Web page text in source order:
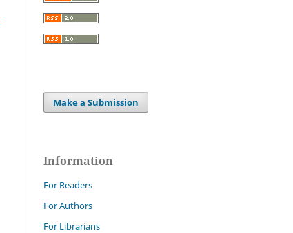
Make a Submission
Information
For Readers
For Authors
For Librarians